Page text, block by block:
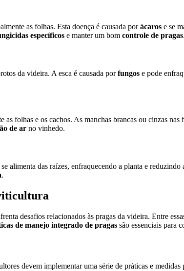
as folhas. Esta doença é causada porácaros e se
específicos e manter um bom controle de pragas.
da videira. A esca é causada porfungos e pode
as folhas e os cachos. As manchas brancas ou cinzas
de ar no vinhedo.
alimenta das raízes, enfraquecendo a planta e reduzindo
.
desafios relacionados às pragas da videira. Entre
de manejo integrado de pragas são essenciais para
devem implementar uma série de práticas e